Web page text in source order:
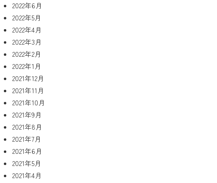
2022年6月
2022年5月
2022年4月
2022年3月
2022年2月
2022年1月
2021年12月
2021年11月
2021年10月
2021年9月
2021年8月
2021年7月
2021年6月
2021年5月
2021年4月